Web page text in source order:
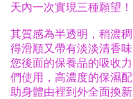
天內一次實現三種願望！
其質感為半透明，稍濃
得滑順又帶有淡淡清香
您後面的保養品的吸收
們使用，高濃度的保濕
助身體由裡到外全面換